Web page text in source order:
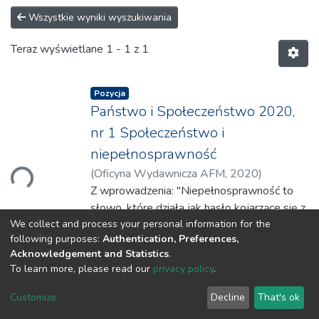
Wszystkie wyniki wyszukiwania
Teraz wyświetlane 1 - 1 z 1
Pozycja
Państwo i Społeczeństwo 2020,
nr 1 Społeczeństwo i
niepełnosprawność
(Oficyna Wydawnicza AFM, 2020)
Konarska, Joanna ;Leśniak, Joanna;Majewicz,
Piotr;Borczykowska-Rzepka, Maria;
Kryukovskaya, Natalya;Bizová, Nad’a
Z wprowadzenia: "Niepełnosprawność to
słowo, które działa jak hasło kojarzące się z
cudzym (byle
nie własnym) nieszczęściem, a także z:
trudnościami, ograniczeniami w działaniu
i pracy, leczeniem, bólem, cierpieniem,
samotnością i wieloma innymi
sytuacjami życiowymi, z których w żadnej
oprogramowanie DSpace copyright © 2002-2026LYRASIS
Polityka prywatności Regulamin
We collect and process your personal information for the
following purposes: Authentication, Preferences,
Acknowledgement and Statistics.
To learn more, please read our privacy policy.
Customize Decline That's ok